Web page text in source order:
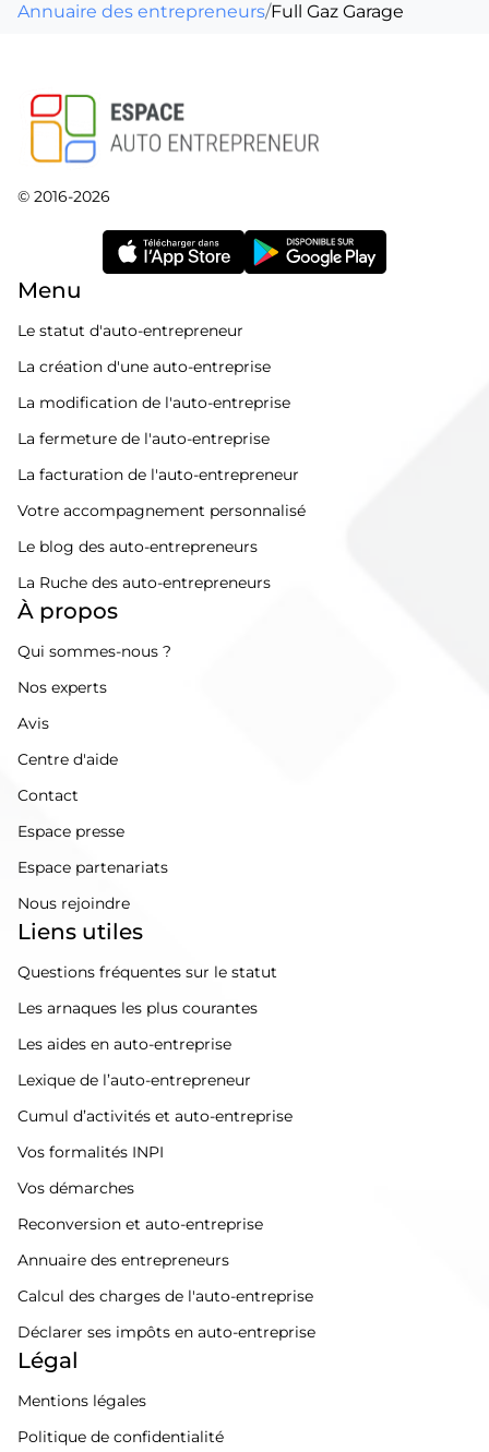
Annuaire des entrepreneurs/Full Gaz Garage
© 2016-2026
Menu
Le statut d'auto-entrepreneur
La création d'une auto-entreprise
La modification de l'auto-entreprise
La fermeture de l'auto-entreprise
La facturation de l'auto-entrepreneur
Votre accompagnement personnalisé
Le blog des auto-entrepreneurs
La Ruche des auto-entrepreneurs
À propos
Qui sommes-nous ?
Nos experts
Avis
Centre d'aide
Contact
Espace presse
Espace partenariats
Nous rejoindre
Liens utiles
Questions fréquentes sur le statut
Les arnaques les plus courantes
Les aides en auto-entreprise
Lexique de l’auto-entrepreneur
Cumul d’activités et auto-entreprise
Vos formalités INPI
Vos démarches
Reconversion et auto-entreprise
Annuaire des entrepreneurs
Calcul des charges de l'auto-entreprise
Déclarer ses impôts en auto-entreprise
Légal
Mentions légales
Politique de confidentialité